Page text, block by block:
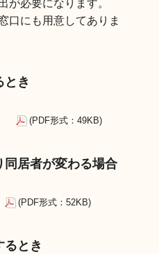
が必要になります。
口にも用意してありま
とき
(PDF形式：49KB)
同居者が変わる場合
(PDF形式：52KB)
るとき